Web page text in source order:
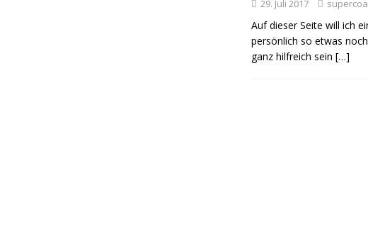
29. Juli 2017
Auf dieser Seite will ich
persönlich so etwas
ganz hilfreich sein […]